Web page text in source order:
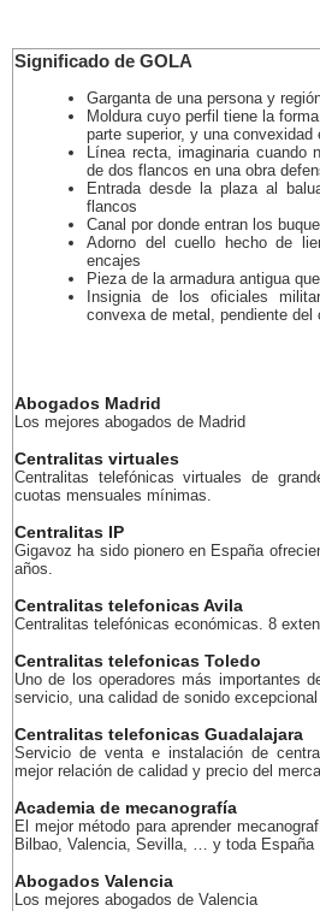
Significado de GOLA
Garganta de una persona y
Moldura cuyo perfil tiene la
parte superior, y una convexidad
Línea recta, imaginaria cuando
de dos flancos en una obra
Entrada desde la plaza al
flancos
Canal por donde entran los
Adorno del cuello hecho de
encajes
Pieza de la armadura antigua
Insignia de los oficiales
convexa de metal, pendiente del
Abogados Madrid
Los mejores abogados de Madrid
Centralitas virtuales
Centralitas telefónicas virtuales de
cuotas mensuales mínimas.
Centralitas IP
Gigavoz ha sido pionero en España
años.
Centralitas telefonicas Avila
Centralitas telefónicas económicas. 8
Centralitas telefonicas Toledo
Uno de los operadores más importantes
servicio, una calidad de sonido
Centralitas telefonicas Guadalajara
Servicio de venta e instalación de
mejor relación de calidad y precio del
Academia de mecanografía
El mejor método para aprender
Bilbao, Valencia, Sevilla, … y toda España
Abogados Valencia
Los mejores abogados de Valencia